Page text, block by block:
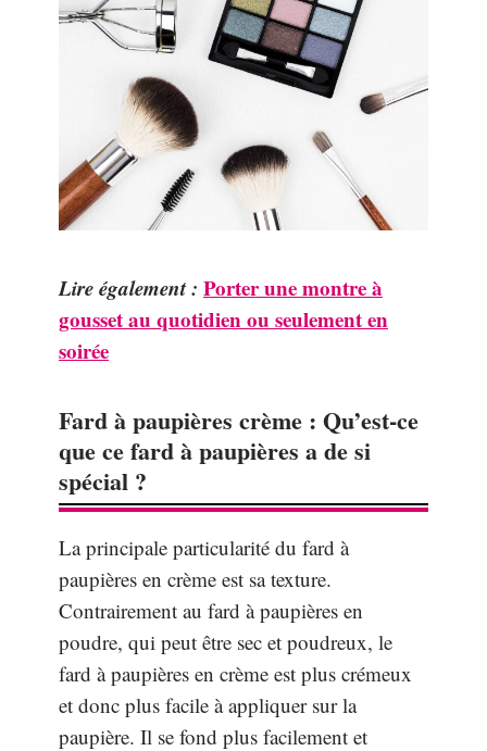
Lire également : Porter une montre à
gousset au quotidien ou seulement en
soirée
Fard à paupières crème : Qu’est-ce
que ce fard à paupières a de si
spécial ?
La principale particularité du fard à
paupières en crème est sa texture.
Contrairement au fard à paupières en
poudre, qui peut être sec et poudreux, le
fard à paupières en crème est plus crémeux
et donc plus facile à appliquer sur la
paupière. Il se fond plus facilement et